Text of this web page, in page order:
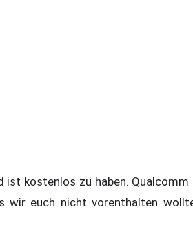
ist kostenlos zu haben. Qualcomm
wir euch nicht vorenthalten